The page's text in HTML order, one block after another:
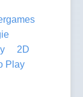
2D
Play